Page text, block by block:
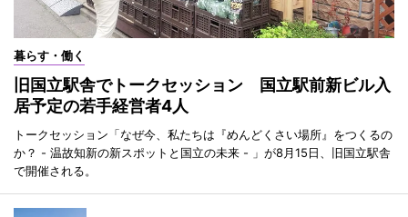
暮らす・働く
旧国立駅舎でトークセッション 国立駅前新ビル入
居予定の若手経営者4人
トークセッション「なぜ今、私たちは『めんどくさい場所』をつくるの
か？ - 温故知新の新スポットと国立の未来 - 」が8月15日、旧国立駅舎
で開催される。